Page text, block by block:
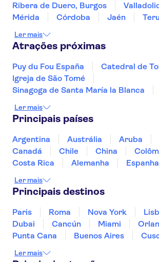
Ribera de Duero, Burgos
Mérida
Córdoba Jaén
Ler mais
Atrações próximas
Puy du Fou España
Catedral de
Igreja de São Tomé
Sinagoga de Santa María la Blanca
Sagrada Família
Trips from Madrid
Montjuïc
Museu Picasso de
Parque Nacional de Timanfaya
Parque Warner
La Pedrera - Casa
Ler mais
Principais países
Argentina Austrália Aruba
Canadá
Chile China
Costa Rica
Alemanha Espanha
Panamá
Peru
Ler mais
Principais destinos
Paris Roma Nova York
Dubai
Cancún Miami
Punta Cana
Buenos Aires
Mendoza
Salvador
Ler mais